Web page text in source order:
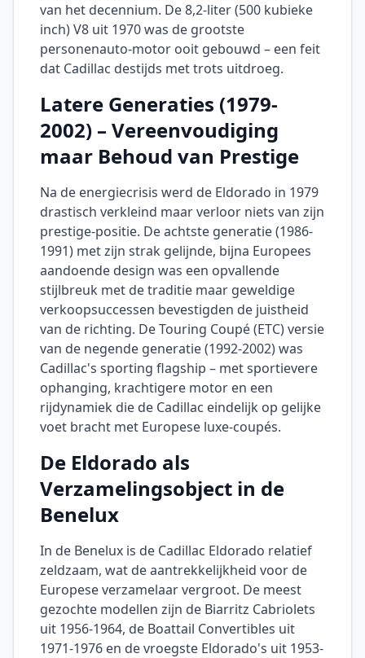
van het decennium. De 8,2-liter (500 kubieke
inch) V8 uit 1970 was de grootste
personenauto-motor ooit gebouwd – een feit
dat Cadillac destijds met trots uitdroeg.
Latere Generaties (1979-
2002) – Vereenvoudiging
maar Behoud van Prestige
Na de energiecrisis werd de Eldorado in 1979
drastisch verkleind maar verloor niets van zijn
prestige-positie. De achtste generatie (1986-
1991) met zijn strak gelijnde, bijna Europees
aandoende design was een opvallende
stijlbreuk met de traditie maar geweldige
verkoopsuccessen bevestigden de juistheid
van de richting. De Touring Coupé (ETC) versie
van de negende generatie (1992-2002) was
Cadillac's sporting flagship – met sportievere
ophanging, krachtigere motor en een
rijdynamiek die de Cadillac eindelijk op gelijke
voet bracht met Europese luxe-coupés.
De Eldorado als
Verzamelingsobject in de
Benelux
In de Benelux is de Cadillac Eldorado relatief
zeldzaam, wat de aantrekkelijkheid voor de
Europese verzamelaar vergroot. De meest
gezochte modellen zijn de Biarritz Cabriolets
uit 1956-1964, de Boattail Convertibles uit
1971-1976 en de vroegste Eldorado's uit 1953-